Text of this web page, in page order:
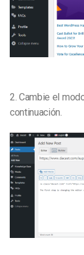
2.Cambie el
continuación.